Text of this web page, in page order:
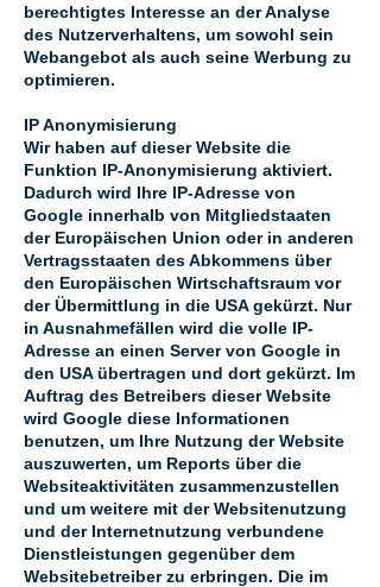
berechtigtes Interesse an der Analyse
des Nutzerverhaltens, um sowohl sein
Webangebot als auch seine Werbung zu
optimieren.
IP Anonymisierung
Wir haben auf dieser Website die
Funktion IP-Anonymisierung aktiviert.
Dadurch wird Ihre IP-Adresse von
Google innerhalb von Mitgliedstaaten
der Europäischen Union oder in anderen
Vertragsstaaten des Abkommens über
den Europäischen Wirtschaftsraum vor
der Übermittlung in die USA gekürzt. Nur
in Ausnahmefällen wird die volle IP-
Adresse an einen Server von Google in
den USA übertragen und dort gekürzt. Im
Auftrag des Betreibers dieser Website
wird Google diese Informationen
benutzen, um Ihre Nutzung der Website
auszuwerten, um Reports über die
Websiteaktivitäten zusammenzustellen
und um weitere mit der Websitenutzung
und der Internetnutzung verbundene
Dienstleistungen gegenüber dem
Websitebetreiber zu erbringen. Die im